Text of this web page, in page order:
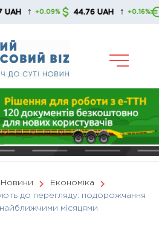
+0.09% 44.76 UAH ↑ +0.16% 51.67
Новини
Економіка
до перегляду: подорожчання
місяцями